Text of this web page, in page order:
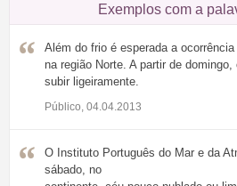
Exemplos com a
Além do frio é esperada a ocorrência
na região Norte. A partir de
subir ligeiramente.
Público, 04.04.2013
O Instituto Português do Mar e da
sábado, no